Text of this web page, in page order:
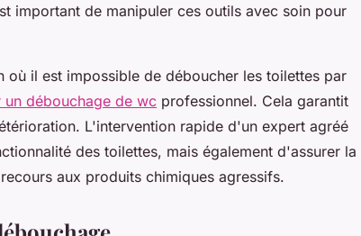
important de manipuler ces outils avec soin pour
où il est impossible de déboucher les toilettes par
un débouchage de wc professionnel. Cela garantit
L'intervention rapide d'un expert agréé
des toilettes, mais également d'assurer la
aux produits chimiques agressifs.